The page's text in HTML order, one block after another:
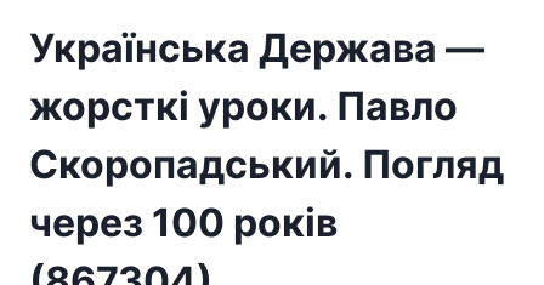
Українська Держава —
жорсткі уроки. Павло
Скоропадський. Погляд
через 100 років